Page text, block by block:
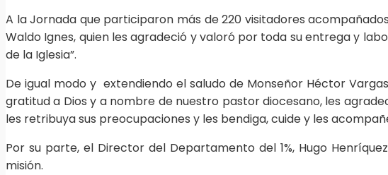
A la Jornada que participaron más de 220 visitadores
Waldo Ignes, quien les agradeció y valoró por toda su entrega y
de la Iglesia”.
De igual modo y extendiendo el saludo de Monseñor Héctor
gratitud a Dios y a nombre de nuestro pastor diocesano, les
les retribuya sus preocupaciones y les bendiga, cuide y les
Por su parte, el Director del Departamento del 1%, Hugo
misión.